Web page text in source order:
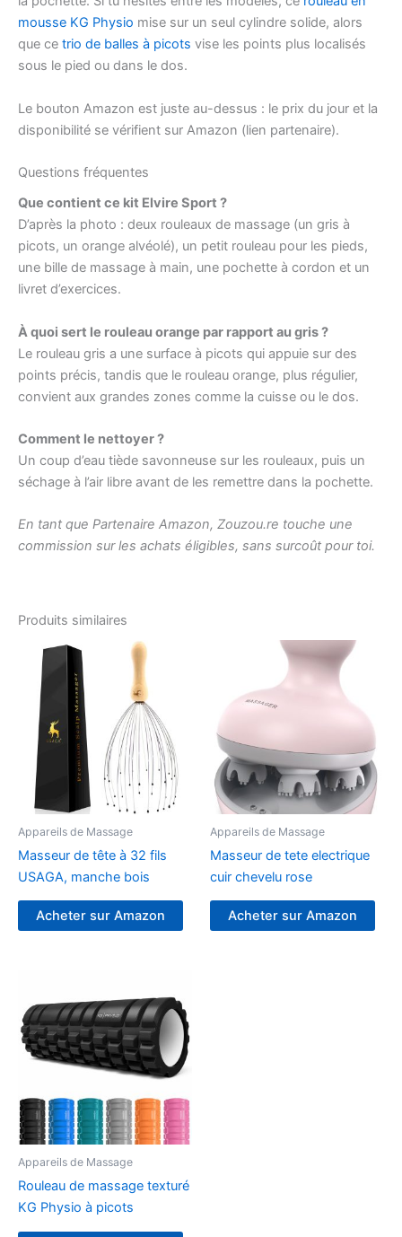
mousse KG Physio mise sur un seul cylindre solide, alors
que ce trio de balles à picots vise les points plus localisés
sous le pied ou dans le dos.
Le bouton Amazon est juste au-dessus : le prix du jour et la
disponibilité se vérifient sur Amazon (lien partenaire).
Questions fréquentes
Que contient ce kit Elvire Sport ?
D’après la photo : deux rouleaux de massage (un gris à
picots, un orange alvéolé), un petit rouleau pour les pieds,
une bille de massage à main, une pochette à cordon et un
livret d’exercices.
À quoi sert le rouleau orange par rapport au gris ?
Le rouleau gris a une surface à picots qui appuie sur des
points précis, tandis que le rouleau orange, plus régulier,
convient aux grandes zones comme la cuisse ou le dos.
Comment le nettoyer ?
Un coup d’eau tiède savonneuse sur les rouleaux, puis un
séchage à l’air libre avant de les remettre dans la pochette.
En tant que Partenaire Amazon, Zouzou.re touche une
commission sur les achats éligibles, sans surcoût pour toi.
Produits similaires
Appareils de Massage
Masseur de tête à 32 fils
USAGA, manche bois
Acheter sur Amazon
Appareils de Massage
Masseur de tete electrique
cuir chevelu rose
Acheter sur Amazon
Appareils de Massage
Rouleau de massage texturé
KG Physio à picots